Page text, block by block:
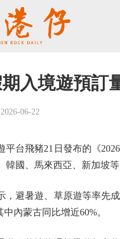
入境遊預訂
2026-06-22
飛豬21日發布的《2026
韓國、馬來西亞、新加坡
暑遊、草原遊等率先成
內蒙古同比增近60%。